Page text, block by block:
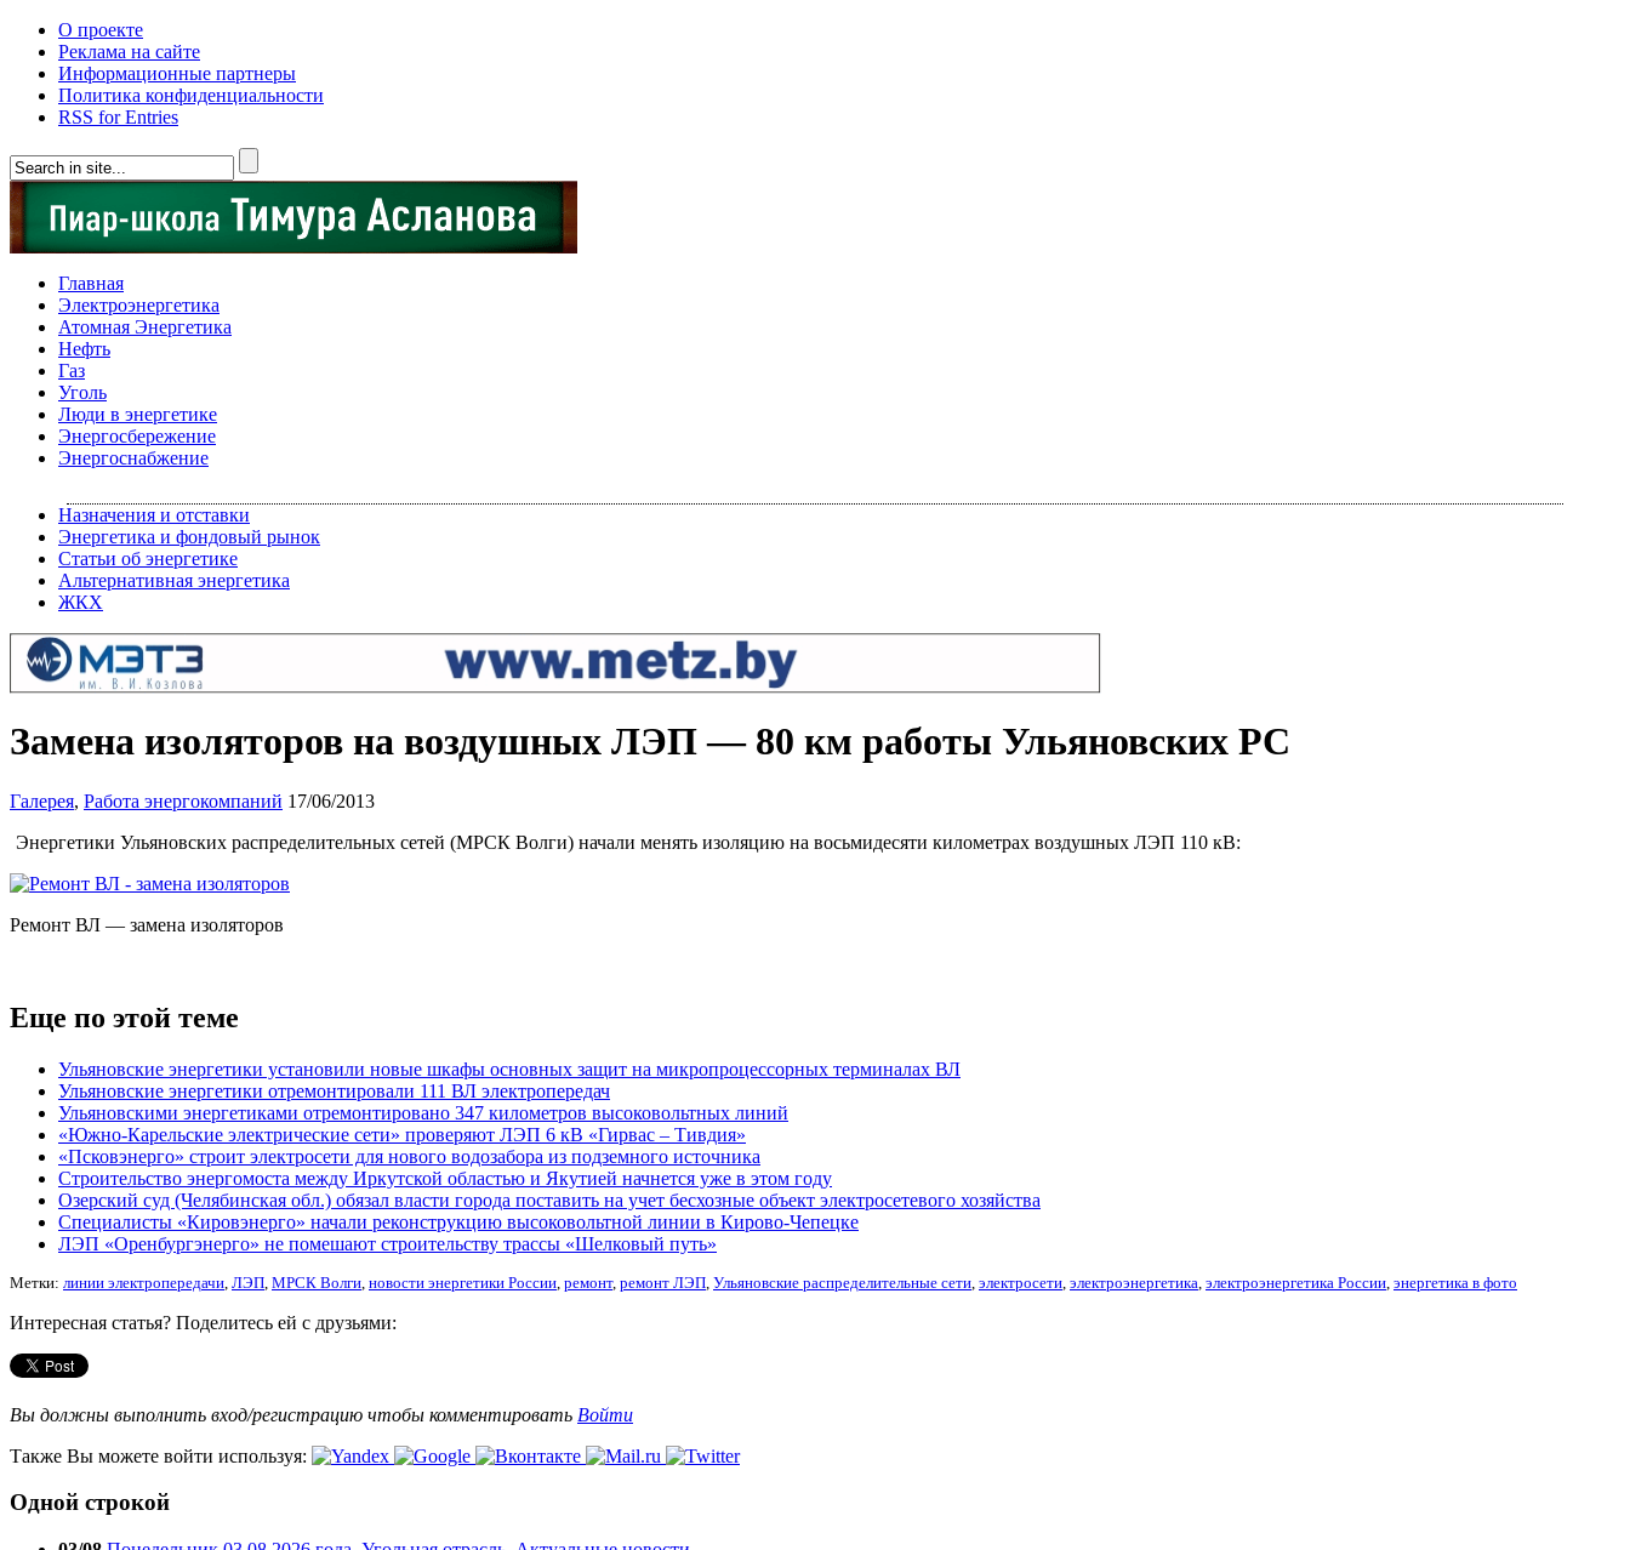
О проекте
Реклама на сайте
Информационные партнеры
Политика конфиденциальности
RSS for Entries
Главная
Электроэнергетика
Атомная Энергетика
Нефть
Газ
Уголь
Люди в энергетике
Энергосбережение
Энергоснабжение
Назначения и отставки
Энергетика и фондовый рынок
Статьи об энергетике
Альтернативная энергетика
ЖКХ
Замена изоляторов на воздушных ЛЭП — 80 км работы Ульяновских РС
Галерея, Работа энергокомпаний 17/06/2013
Энергетики Ульяновских распределительных сетей (МРСК Волги) начали менять изоляцию на восьмидесяти километрах воздушных ЛЭП 110 кВ:
Ремонт ВЛ — замена изоляторов
Еще по этой теме
Ульяновские энергетики установили новые шкафы основных защит на микропроцессорных терминалах ВЛ
Ульяновские энергетики отремонтировали 111 ВЛ электропередач
Ульяновскими энергетиками отремонтировано 347 километров высоковольтных линий
«Южно-Карельские электрические сети» проверяют ЛЭП 6 кВ «Гирвас – Тивдия»
«Псковэнерго» строит электросети для нового водозабора из подземного источника
Строительство энергомоста между Иркутской областью и Якутией начнется уже в этом году
Озерский суд (Челябинская обл.) обязал власти города поставить на учет бесхозные объект электросетевого хозяйства
Специалисты «Кировэнерго» начали реконструкцию высоковольтной линии в Кирово-Чепецке
ЛЭП «Оренбургэнерго» не помешают строительству трассы «Шелковый путь»
Метки: линии электропередачи ЛЭП МРСК Волги новости энергетики России ремонт, ремонт ЛЭП Ульяновские распределительные сети электросети электроэнергетика электроэнергетика России энергетика в фото
Интересная статья? Поделитесь ей с друзьями:
Вы должны выполнить вход/регистрацию чтобы комментировать Войти
Также Вы можете войти используя:
Одной строкой